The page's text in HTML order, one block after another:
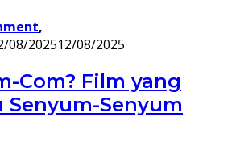
,
08/202512/08/2025
Com? Film yang
Senyum-Senyum